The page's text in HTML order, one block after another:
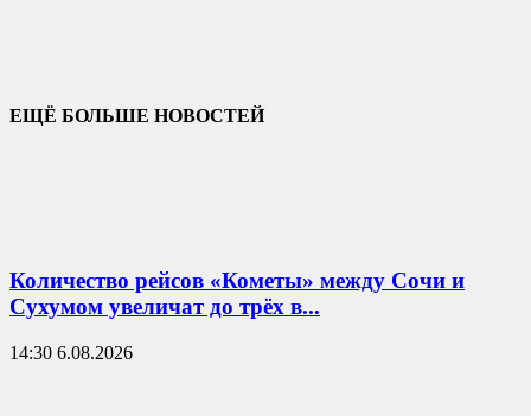
ЕЩЁ БОЛЬШЕ НОВОСТЕЙ
Количество рейсов «Кометы» между Сочи и
Сухумом увеличат до трёх в...
14:30 6.08.2026